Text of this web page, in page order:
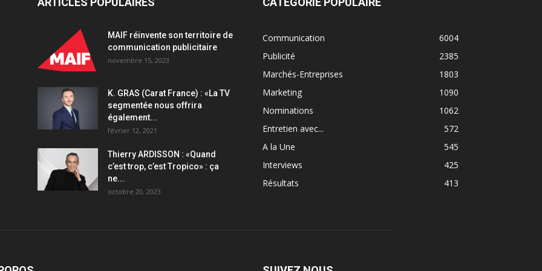
MAIF réinvente son territoire de
communication publicitaire
novembre 15, 2023
K. GRAS (Carat France) : «La TV
segmentée nous offrira
également...
février 12, 2021
Thierry ARDISSON : «Quand
c’est trop, c’est Tropico» : ça
ne...
octobre 20, 2023
Communication
6004
Publicité
2385
Marchés-Entreprises
1803
Marketing
1090
Nominations
1062
Entretien avec...
572
A la Une
545
Interviews
425
Résultats
413